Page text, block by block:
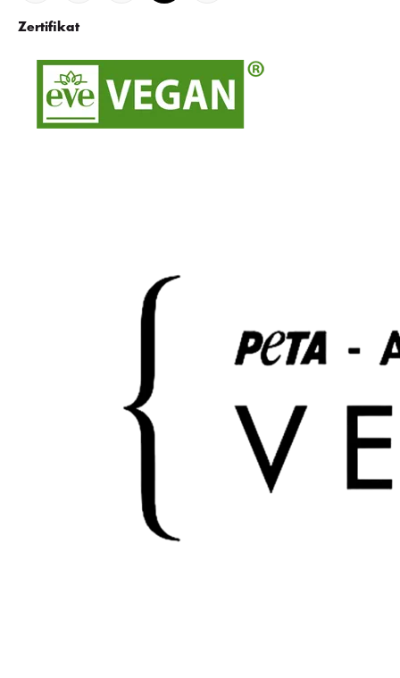
Zertifikat